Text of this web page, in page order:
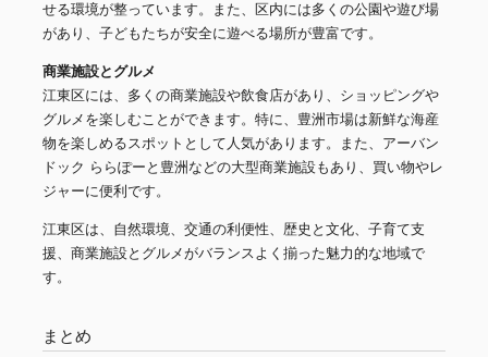
せる環境が整っています。また、区内には多くの公園や遊び場
があり、子どもたちが安全に遊べる場所が豊富です。
商業施設とグルメ
江東区には、多くの商業施設や飲食店があり、ショッピングや
グルメを楽しむことができます。特に、豊洲市場は新鮮な海産
物を楽しめるスポットとして人気があります。また、アーバン
ドック ららぽーと豊洲などの大型商業施設もあり、買い物やレ
ジャーに便利です。
江東区は、自然環境、交通の利便性、歴史と文化、子育て支
援、商業施設とグルメがバランスよく揃った魅力的な地域で
す。
まとめ